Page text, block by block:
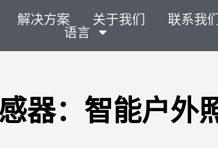
解决方案 关于我们
联系我
语言
器：智能户外